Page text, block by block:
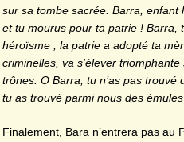
sur sa tombe sacrée. Barra,
et tu mourus pour ta patrie ! Barra,
héroïsme ; la patrie a adopté ta
criminelles, va s’élever
trônes. O Barra, tu n’as pas trouvé
tu as trouvé parmi nous des
Finalement, Bara n’entrera pas au